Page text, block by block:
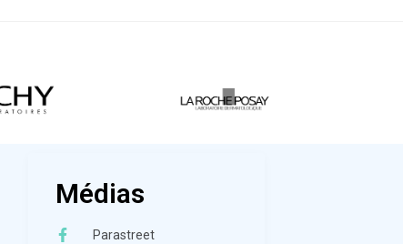
Médias
Parastreet